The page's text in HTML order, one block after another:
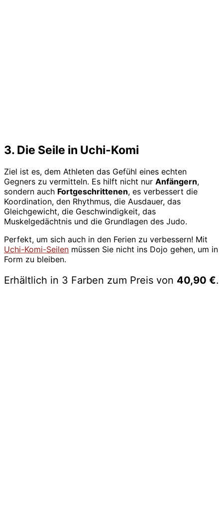
3. Die Seile in Uchi-Komi
Ziel ist es, dem Athleten das Gefühl eines echten
Gegners zu vermitteln. Es hilft nicht nur Anfängern,
sondern auch Fortgeschrittenen, es verbessert die
Koordination, den Rhythmus, die Ausdauer, das
Gleichgewicht, die Geschwindigkeit, das
Muskelgedächtnis und die Grundlagen des Judo.
Perfekt, um sich auch in den Ferien zu verbessern! Mit
Uchi-Komi-Seilen müssen Sie nicht ins Dojo gehen, um in
Form zu bleiben.
Erhältlich in 3 Farben zum Preis von 40,90 €.